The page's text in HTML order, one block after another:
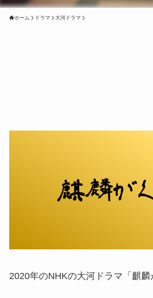
ホーム ドラマ 大河ドラマ
2020年のNHKの大河ドラマ「麒麟